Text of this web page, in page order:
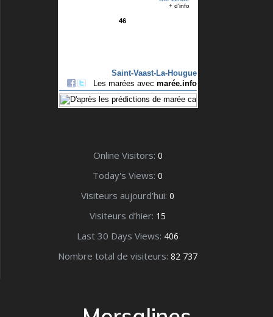
Online Visitors: 0
Today's Views: 0
Visiteurs aujourd’hui: 0
Visiteurs d’hier: 15
Last 30 Days Views: 406
Nombre total de visiteurs: 82 737